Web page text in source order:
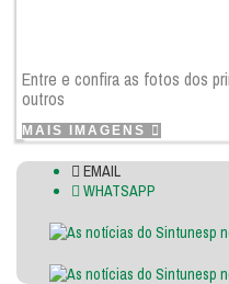
Entre e confira as fotos dos
outros
MAIS IMAGENS
EMAIL
WHATSAPP